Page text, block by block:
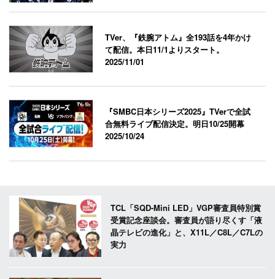
TVer、『鉄腕アトム』全193話を4年かけ
て配信。本日11/1よりスタート。
2025/11/01
『SMBC日本シリーズ2025』TVerで全試
合無料ライブ配信決定。明日10/25開幕
2025/10/24
TCL「SQD-Mini LED」VGP審査員特別賞
受賞記念座談会。審査員が語り尽くす「液
晶テレビの進化」と、X11L／C8L／C7Lの
実力